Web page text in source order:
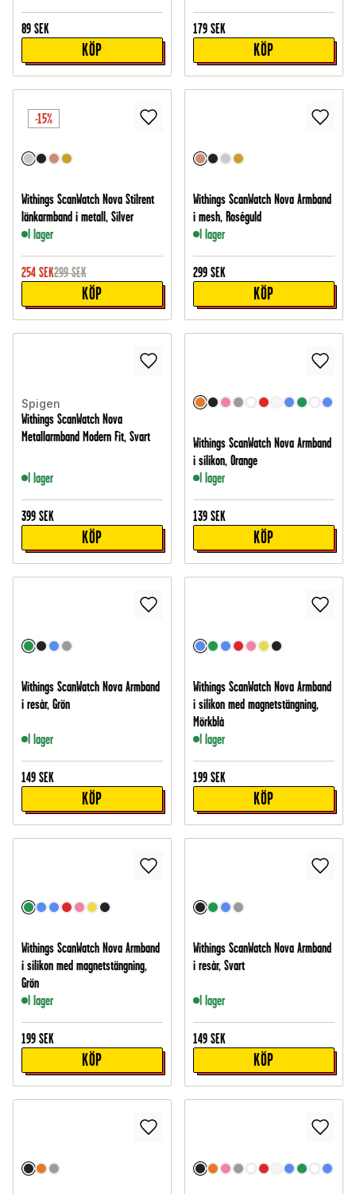
89 SEK
KÖP
179 SEK
KÖP
-15%
Withings ScanWatch Nova Stilrent
länkarmband i metall, Silver
I lager
254 SEK299 SEK
KÖP
Withings ScanWatch Nova Armband
i mesh, Roséguld
I lager
299 SEK
KÖP
Spigen
Withings ScanWatch Nova
Metallarmband Modern Fit, Svart
I lager
399 SEK
KÖP
Withings ScanWatch Nova Armband
i silikon, Orange
I lager
139 SEK
KÖP
Withings ScanWatch Nova Armband
i resår, Grön
I lager
149 SEK
KÖP
Withings ScanWatch Nova Armband
i silikon med magnetstängning,
Mörkblå
I lager
199 SEK
KÖP
Withings ScanWatch Nova Armband
i silikon med magnetstängning,
Grön
I lager
199 SEK
KÖP
Withings ScanWatch Nova Armband
i resår, Svart
I lager
149 SEK
KÖP